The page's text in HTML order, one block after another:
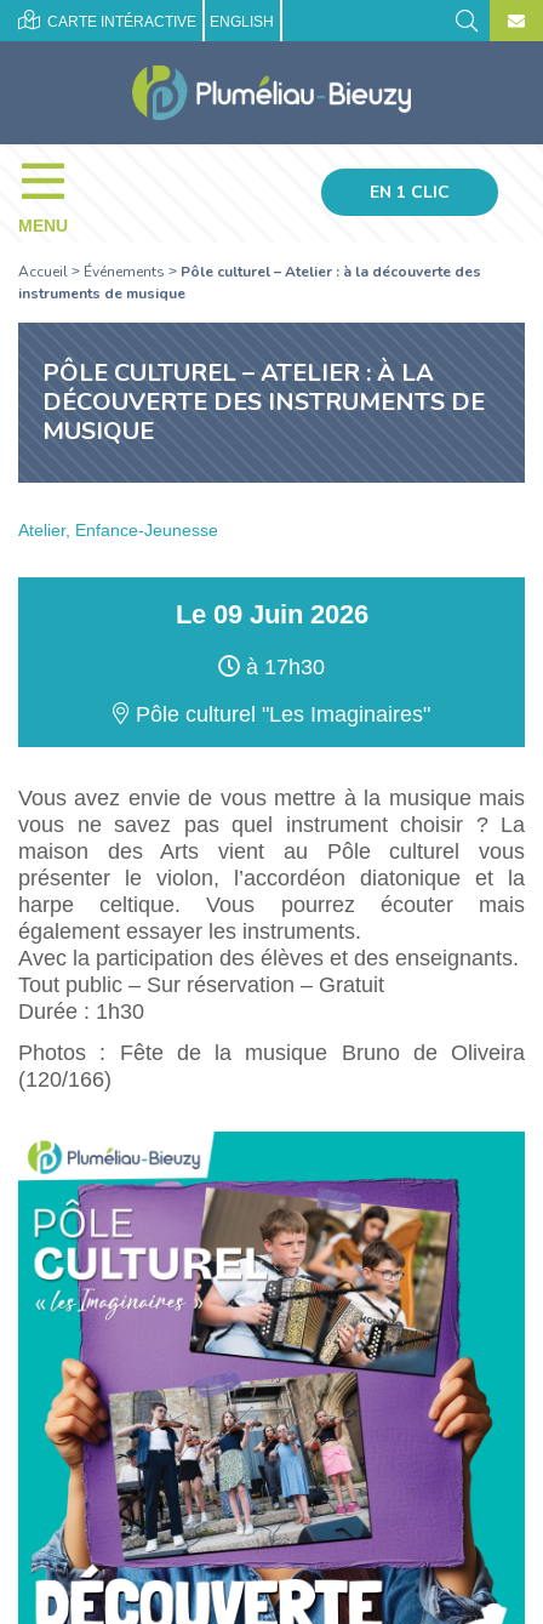
CARTE INTÉRACTIVE ENGLISH
MENU
EN 1 CLIC
Accueil > Événements > Pôle culturel – Atelier : à la découverte des
instruments de musique
PÔLE CULTUREL – ATELIER : À LA
DÉCOUVERTE DES INSTRUMENTS DE
MUSIQUE
Atelier, Enfance-Jeunesse
Le 09 Juin 2026
à 17h30
Pôle culturel "Les Imaginaires"
Vous avez envie de vous mettre à la musique mais
vous ne savez pas quel instrument choisir ? La
maison des Arts vient au Pôle culturel vous
présenter le violon, l’accordéon diatonique et la
harpe celtique. Vous pourrez écouter mais
également essayer les instruments.
Avec la participation des élèves et des enseignants.
Tout public – Sur réservation – Gratuit
Durée : 1h30
Photos : Fête de la musique Bruno de Oliveira
(120/166)